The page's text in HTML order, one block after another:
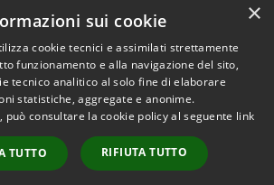
accessibilità
Copyright © 2026 • Comune di
Villanova del Battista •
Powered byMunicipium
Accesso redazione
×
sui cookie
cookie tecnici e assimilati strettamente
funzionamento e alla navigazione del sito,
tecnico analitico al solo fine di elaborare
statistiche, aggregate e anonime.
può consultare la cookie policy al seguente link
TUTTO RIFIUTA TUTTO